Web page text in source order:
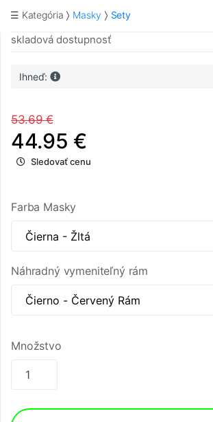
☰ Kategória Masky Sety
skladová dostupnosť
Ihneď:
53.69 €
44.95 €
Sledovať cenu
Farba Masky
Náhradný vymeniteľný rám
Množstvo